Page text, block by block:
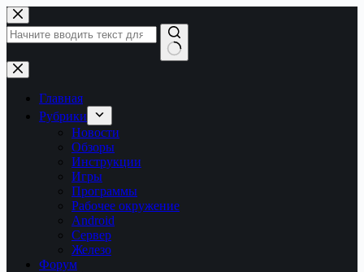
Перейти
к
сути
Ничего
не
найденоГлавная
Рубрики
Новости
Обзоры
Инструкции
Игры
Программы
Рабочее окружение
Android
Сервер
Железо
Форум